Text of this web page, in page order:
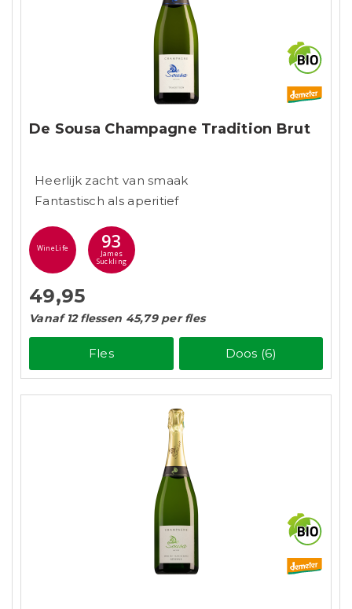
De Sousa Champagne Tradition Brut
Heerlijk zacht van smaak
Fantastisch als aperitief
WineLife 93
James
Suckling
49,95
Vanaf 12 flessen 45,79 per fles
Fles Doos (6)